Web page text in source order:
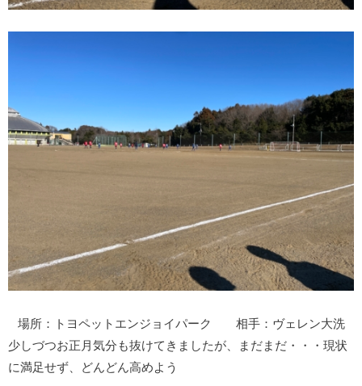
場所：トヨペットエンジョイパーク 相手：ヴェレン大洗
少しづつお正月気分も抜けてきましたが、まだまだ・・・現状
に満足せず、どんどん高めよう